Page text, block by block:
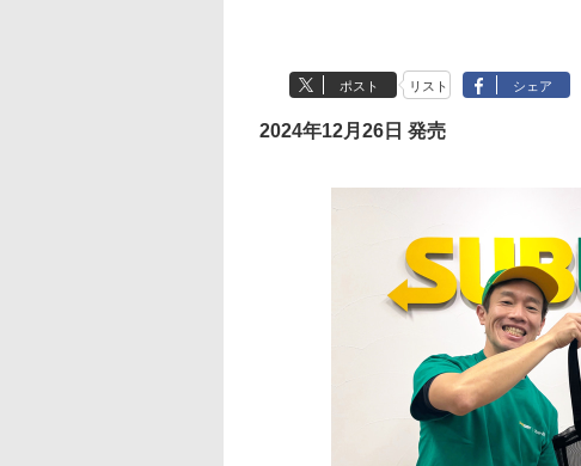
ポスト リスト シェア
2024年12月26日 発売